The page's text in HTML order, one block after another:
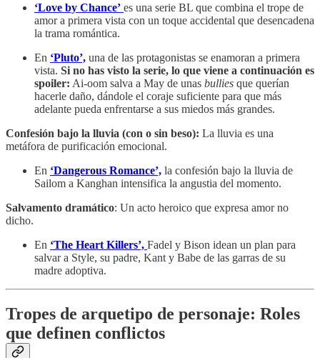
‘Love by Chance’ es una serie BL que combina el trope de
amor a primera vista con un toque accidental que desencadena
la trama romántica.
En ‘Pluto’, una de las protagonistas se enamoran a primera
vista. Si no has visto la serie, lo que viene a continuación es
spoiler: Ai-oom salva a May de unas bullies que querían
hacerle daño, dándole el coraje suficiente para que más
adelante pueda enfrentarse a sus miedos más grandes.
Confesión bajo la lluvia (con o sin beso): La lluvia es una
metáfora de purificación emocional.
En ‘Dangerous Romance’, la confesión bajo la lluvia de
Sailom a Kanghan intensifica la angustia del momento.
Salvamento dramático: Un acto heroico que expresa amor no
dicho.
En ‘The Heart Killers’, Fadel y Bison idean un plan para
salvar a Style, su padre, Kant y Babe de las garras de su
madre adoptiva.
Tropes de arquetipo de personaje: Roles
que definen conflictos